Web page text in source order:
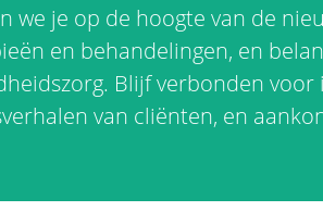
we je op de hoogte van de
en behandelingen, en
Blijf verbonden
van cliënten, en